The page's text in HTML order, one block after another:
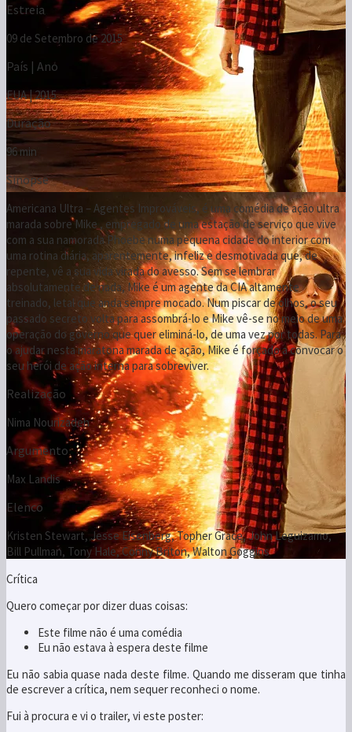
Estreia
09 de Setembro de 2015
País | Ano
EUA | 2015
Duração
96 min
Sinopse
Americana Ultra – Agentes Improváveis, é uma comédia de ação ultra
marada sobre Mike , empregado de uma estação de serviço que vive
com a sua namorada Phoebe numa pequena cidade do interior com
uma rotina diária, aparentemente, infeliz e desmotivada que, de
repente, vê a sua vida virada do avesso. Sem se lembrar
absolutamente de nada, Mike é um agente da CIA altamente
treinado, letal que anda sempre mocado. Num piscar de olhos, o seu
passado secreto volta para assombrá-lo e Mike vê-se no meio de uma
operação do governo que quer eliminá-lo, de uma vez por todas. Para
o ajudar nesta maratona marada de ação, Mike é forçado a convocar o
seu herói de ação interna para sobreviver.
Realização
Nima Nourizadeh
Argumento
Max Landis
Elenco
Kristen Stewart, Jesse Eisenberg, Topher Grace, John Leguizamo,
Bill Pullman, Tony Hale, Conny Briton, Walton Goggins
Crítica
Quero começar por dizer duas coisas:
Este filme não é uma comédia
Eu não estava à espera deste filme
Eu não sabia quase nada deste filme. Quando me disseram que tinha
de escrever a crítica, nem sequer reconheci o nome.
Fui à procura e vi o trailer, vi este poster: